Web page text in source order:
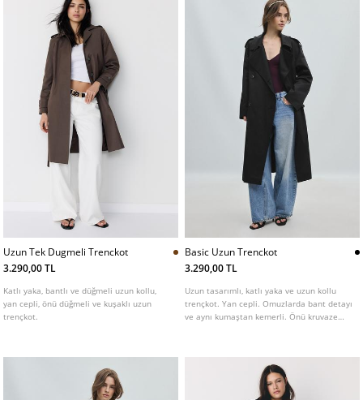
Uzun Tek Dugmeli Trenckot
3.290,00 TL
Katlı yaka, bantlı ve düğmeli uzun kollu,
yan cepli, önü düğmeli ve kuşaklı uzun
trençkot.
Basic Uzun Trenckot
3.290,00 TL
Uzun tasarımlı, katlı yaka ve uzun kollu
trençkot. Yan cepli. Omuzlarda bant detayı
ve aynı kumaştan kemerli. Önü kruvaze